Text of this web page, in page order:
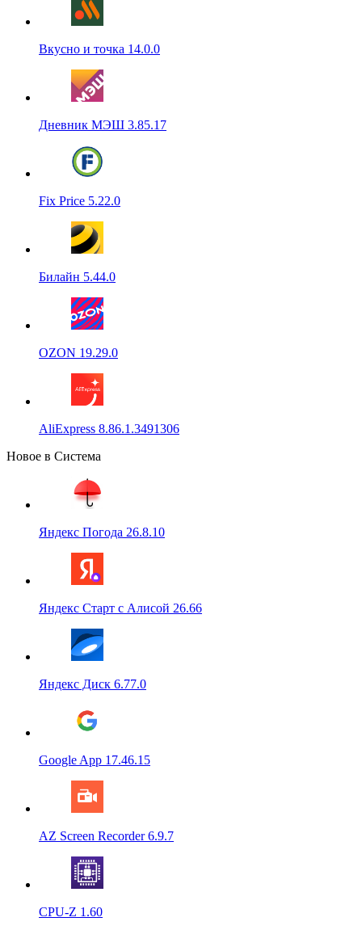
Вкусно и точка 14.0.0
Дневник МЭШ 3.85.17
Fix Price 5.22.0
Билайн 5.44.0
OZON 19.29.0
AliExpress 8.86.1.3491306
Новое в Система
Яндекс Погода 26.8.10
Яндекс Старт с Алисой 26.66
Яндекс Диск 6.77.0
Google App 17.46.15
AZ Screen Recorder 6.9.7
CPU-Z 1.60